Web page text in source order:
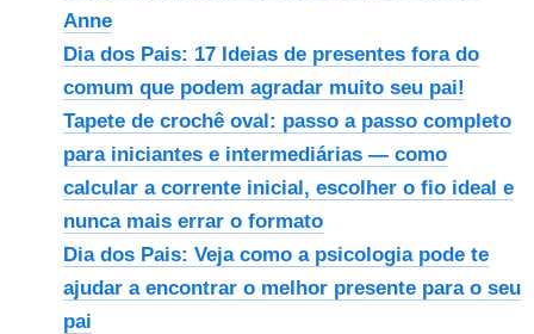
Anne
Dia dos Pais: 17 Ideias de presentes fora do
comum que podem agradar muito seu pai!
Tapete de crochê oval: passo a passo completo
para iniciantes e intermediárias — como
calcular a corrente inicial, escolher o fio ideal e
nunca mais errar o formato
Dia dos Pais: Veja como a psicologia pode te
ajudar a encontrar o melhor presente para o seu
pai